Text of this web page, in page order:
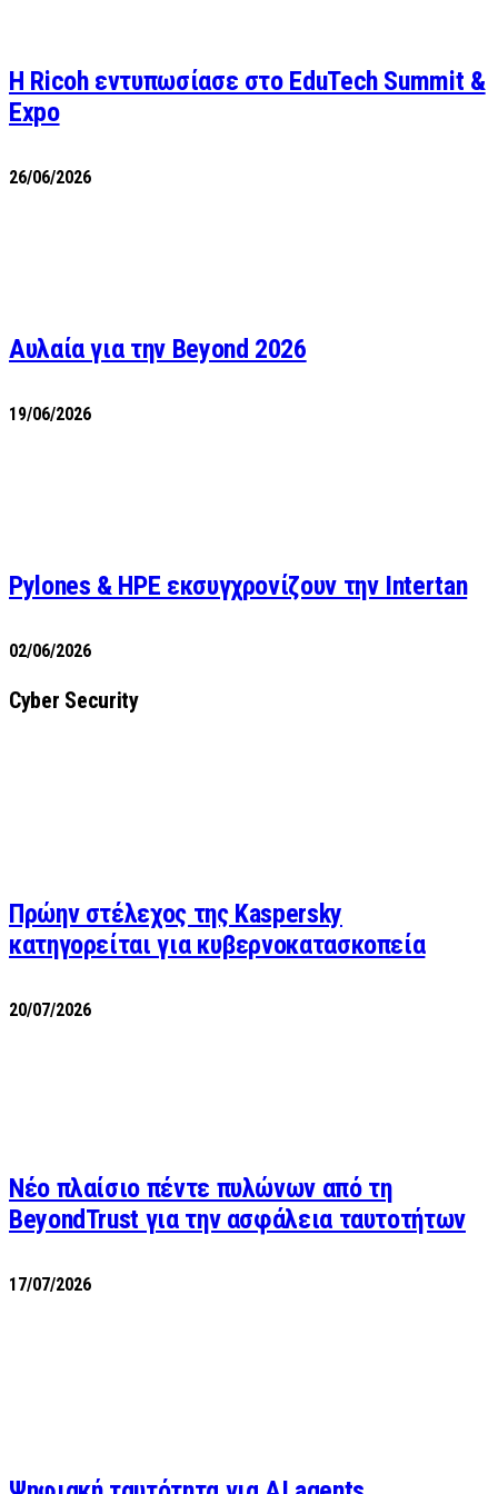
Η Ricoh εντυπωσίασε στο EduTech Summit &
Expo
26/06/2026
Αυλαία για την Beyond 2026
19/06/2026
Pylones & HPE εκσυγχρονίζουν την Intertan
02/06/2026
Cyber Security
Πρώην στέλεχος της Kaspersky
κατηγορείται για κυβερνοκατασκοπεία
20/07/2026
Νέο πλαίσιο πέντε πυλώνων από τη
BeyondTrust για την ασφάλεια ταυτοτήτων
17/07/2026